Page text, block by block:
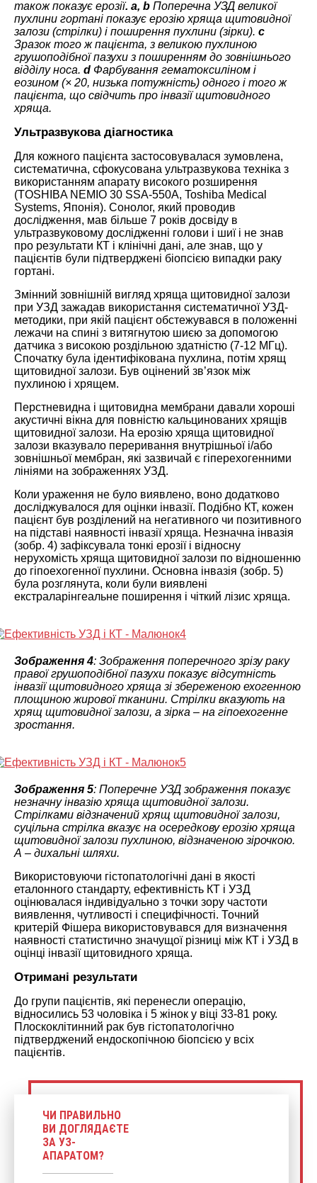
також показує ерозії. a, b Поперечна УЗД великої
пухлини гортані показує ерозію хряща щитовидної
залози (стрілки) і поширення пухлини (зірки). с
Зразок того ж пацієнта, з великою пухлиною
грушоподібної пазухи з поширенням до зовнішнього
відділу носа. d Фарбування гематоксиліном і
еозином (× 20, низька потужність) одного і того ж
пацієнта, що свідчить про інвазії щитовидного
хряща.
Ультразвукова діагностика
Для кожного пацієнта застосовувалася зумовлена,
систематична, сфокусована ультразвукова техніка з
використанням апарату високого розширення
(TOSHIBA NEMIO 30 SSA-550A, Toshiba Medical
Systems, Японія). Сонолог, який проводив
дослідження, мав більше 7 років досвіду в
ультразвуковому дослідженні голови і шиї і не знав
про результати КТ і клінічні дані, але знав, що у
пацієнтів були підтверджені біопсією випадки раку
гортані.
Змінний зовнішній вигляд хряща щитовидної залози
при УЗД зажадав використання систематичної УЗД-
методики, при якій пацієнт обстежувався в положенні
лежачи на спині з витягнутою шиєю за допомогою
датчика з високою роздільною здатністю (7-12 МГц).
Спочатку була ідентифікована пухлина, потім хрящ
щитовидної залози. Був оцінений зв’язок між
пухлиною і хрящем.
Перстневидна і щитовидна мембрани давали хороші
акустичні вікна для повністю кальцинованих хрящів
щитовидної залози. На ерозію хряща щитовидної
залози вказувало переривання внутрішньої і/або
зовнішньої мембран, які зазвичай є гіперехогенними
лініями на зображеннях УЗД.
Коли ураження не було виявлено, воно додатково
досліджувалося для оцінки інвазії. Подібно КТ, кожен
пацієнт був розділений на негативного чи позитивного
на підставі наявності інвазії хряща. Незначна інвазія
(зобр. 4) зафіксувала тонкі ерозії і відносну
нерухомість хряща щитовидної залози по відношенню
до гіпоехогенної пухлини. Основна інвазія (зобр. 5)
була розглянута, коли були виявлені
екстраларінгеальне поширення і чіткий лізис хряща.
Зображення 4: Зображення поперечного зрізу раку
правої грушоподібної пазухи показує відсутність
інвазії щитовидного хряща зі збереженою ехогенною
площиною жирової тканини. Стрілки вказують на
хрящ щитовидної залози, а зірка – на гіпоехогенне
зростання.
Зображення 5: Поперечне УЗД зображення показує
незначну інвазію хряща щитовидної залози.
Стрілками відзначений хрящ щитовидної залози,
суцільна стрілка вказує на осередкову ерозію хряща
щитовидної залози пухлиною, відзначеною зірочкою.
А – дихальні шляхи.
Використовуючи гістопатологічні дані в якості
еталонного стандарту, ефективність КТ і УЗД
оцінювалася індивідуально з точки зору частоти
виявлення, чутливості і специфічності. Точний
критерій Фішера використовувався для визначення
наявності статистично значущої різниці між КТ і УЗД в
оцінці інвазії щитовидного хряща.
Отримані результати
До групи пацієнтів, які перенесли операцію,
відносились 53 чоловіка і 5 жінок у віці 33-81 року.
Плоскоклітинний рак був гістопатологічно
підтверджений ендоскопічною біопсією у всіх
пацієнтів.
ЧИ ПРАВИЛЬНО
ВИ ДОГЛЯДАЄТЕ
ЗА УЗ-
АПАРАТОМ?